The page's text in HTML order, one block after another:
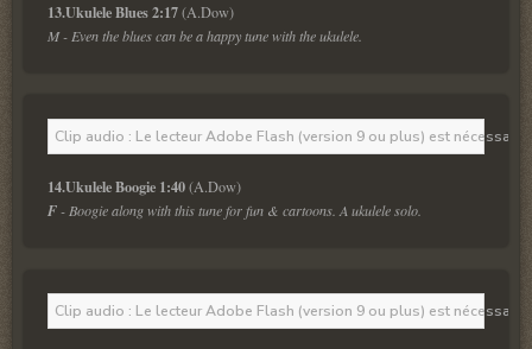
13.Ukulele Blues 2:17
(A.Dow)
M - Even the blues can be a happy tune with the ukulele.
Clip audio : Le lecteur Adobe Flash (version 9 ou plus) est
14.Ukulele Boogie 1:40 (A.Dow)
F - Boogie along with this tune for fun & cartoons. A ukulele solo.
Clip audio : Le lecteur Adobe Flash (version 9 ou plus) est